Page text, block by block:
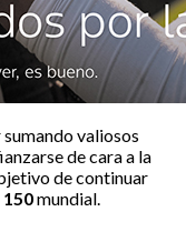
valiosos
de cara a la
de continuar
150mundial.